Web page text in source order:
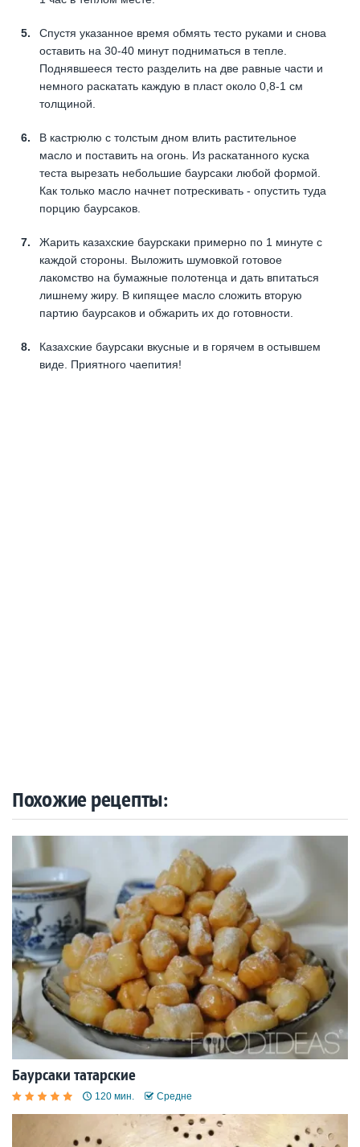
Спустя указанное время обмять тесто руками и снова
оставить на 30-40 минут подниматься в тепле.
Поднявшееся тесто разделить на две равные части и
немного раскатать каждую в пласт около 0,8-1 см
толщиной.
В кастрюлю с толстым дном влить растительное
масло и поставить на огонь. Из раскатанного куска
теста вырезать небольшие баурсаки любой формой.
Как только масло начнет потрескивать - опустить туда
порцию баурсаков.
Жарить казахские баурскаки примерно по 1 минуте с
каждой стороны. Выложить шумовкой готовое
лакомство на бумажные полотенца и дать впитаться
лишнему жиру. В кипящее масло сложить вторую
партию баурсаков и обжарить их до готовности.
Казахские баурсаки вкусные и в горячем в остывшем
виде. Приятного чаепития!
Похожие рецепты:
Баурсаки татарские
120 мин. Средне